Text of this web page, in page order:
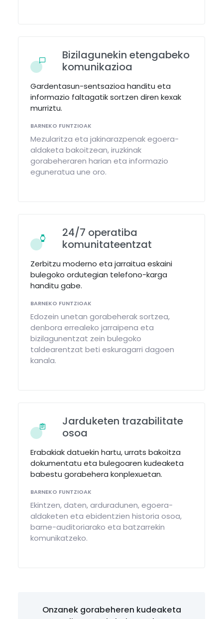
Bizilagunekin etengabeko
komunikazioa
Gardentasun-sentsazioa handitu eta
informazio faltagatik sortzen diren kexak
murriztu.
BARNEKO FUNTZIOAK
Mezularitza eta jakinarazpenak egoera-
aldaketa bakoitzean, iruzkinak
gorabeheraren harian eta informazio
eguneratua une oro.
24/7 operatiba
komunitateentzat
Zerbitzu moderno eta jarraitua eskaini
bulegoko ordutegian telefono-karga
handitu gabe.
BARNEKO FUNTZIOAK
Edozein unetan gorabeherak sortzea,
denbora errealeko jarraipena eta
bizilagunentzat zein bulegoko
taldearentzat beti eskuragarri dagoen
kanala.
Jarduketen trazabilitate
osoa
Erabakiak datuekin hartu, urrats bakoitza
dokumentatu eta bulegoaren kudeaketa
babestu gorabehera konplexuetan.
BARNEKO FUNTZIOAK
Ekintzen, daten, arduradunen, egoera-
aldaketen eta ebidentzien historia osoa,
barne-auditoriarako eta batzarrekin
komunikatzeko.
Onzanek gorabeheren kudeaketa